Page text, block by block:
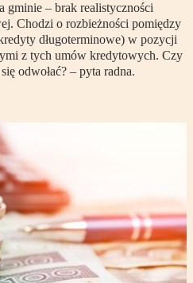
gminie – brak realistyczności
Chodzi o rozbieżności pomiędzy
długoterminowe) w pozycji
z tych umów kredytowych. Czy
odwołać? – pyta radna.